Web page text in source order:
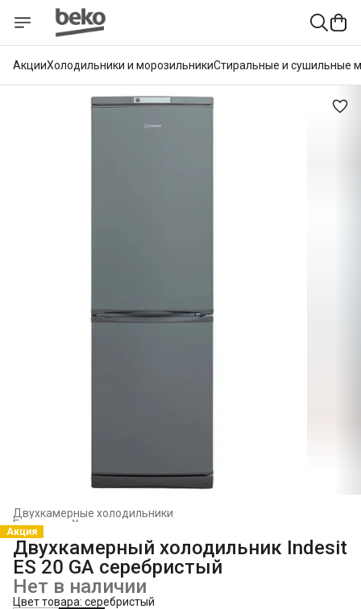
АкцииХолодильники и морозильникиСтиральные и сушильные
Двухкамерные холодильники
Холодильники и морозильники
Главная
Акция
Двухкамерный холодильник Indesit
ES 20 GA серебристый
Нет в наличии
Цвет товара: серебристый